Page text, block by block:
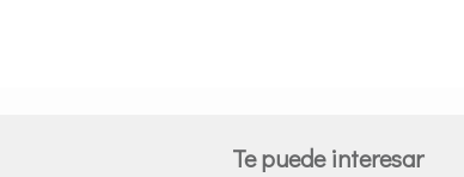
Te puede interesar